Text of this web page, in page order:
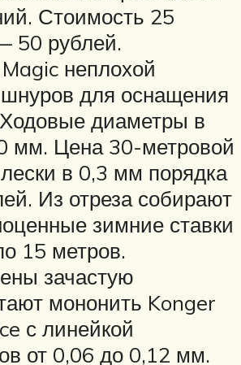
Стоимость 25
50 рублей.
неплохой
для оснащения
диаметры в
мм. Цена 30-метровой
в 0,3 мм порядка
Из отреза собирают
зимние ставки
15 метров.
зачастую
мононить Konger
с линейкой
от 0,06 до 0,12 мм.